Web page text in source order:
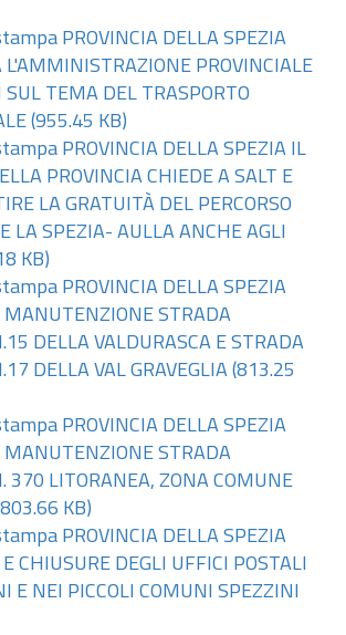
PROVINCIA DELLA SPEZIA
L'AMMINISTRAZIONE PROVINCIALE
SUL TEMA DEL TRASPORTO
(955.45 KB)
PROVINCIA DELLA SPEZIA IL
PROVINCIA CHIEDE A SALT E
LA GRATUITÀ DEL PERCORSO
LA SPEZIA- AULLA ANCHE AGLI
KB)
PROVINCIA DELLA SPEZIA
STRADA
DELLA VALDURASCA E STRADA
DELLA VAL GRAVEGLIA (813.25
PROVINCIA DELLA SPEZIA
STRADA
370 LITORANEA, ZONA COMUNE
KB)
PROVINCIA DELLA SPEZIA
CHIUSURE DEGLI UFFICI POSTALI
E NEI PICCOLI COMUNI SPEZZINI